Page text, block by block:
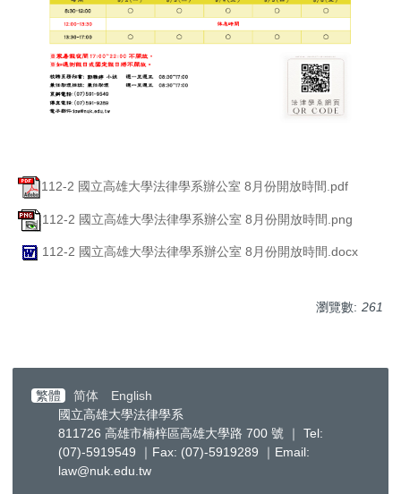
112-2 國立高雄大學法律學系辦公室 8月份開放時間.pdf
112-2 國立高雄大學法律學系辦公室 8月份開放時間.png
112-2 國立高雄大學法律學系辦公室 8月份開放時間.docx
瀏覽數: 261
繁體 简体
English
國立高雄大學法律學系
811726 高雄市楠梓區高雄大學路 700 號 ｜ Tel:
(07)-5919549 ｜Fax: (07)-5919289 ｜Email:
law@nuk.edu.tw